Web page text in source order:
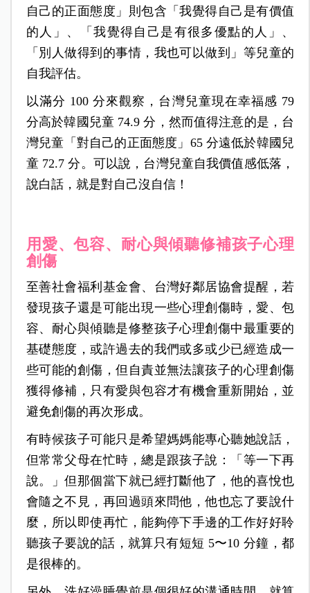
自己的正面態度」則包含「我覺得自己是有價值
的人」、「我覺得自己是有很多優點的人」、
「別人做得到的事情，我也可以做到」等兒童的
自我評估。
以滿分 100 分來觀察，台灣兒童現在幸福感 79
分高於韓國兒童 74.9 分，然而值得注意的是，台
灣兒童「對自己的正面態度」65 分遠低於韓國兒
童 72.7 分。可以說，台灣兒童自我價值感低落，
說白話，就是對自己沒自信！
用愛、包容、耐心與傾聽修補孩子心理
創傷
至善社會福利基金會、台灣好鄰居協會提醒，若
發現孩子還是可能出現一些心理創傷時，愛、包
容、耐心與傾聽是修整孩子心理創傷中最重要的
基礎態度，或許過去的我們或多或少已經造成一
些可能的創傷，但自責並無法讓孩子的心理創傷
獲得修補，只有愛與包容才有機會重新開始，並
避免創傷的再次形成。
有時候孩子可能只是希望媽媽能專心聽她說話，
但常常父母在忙時，總是跟孩子說：「等一下再
說。」但那個當下就已經打斷他了，他的喜悅也
會隨之不見，再回過頭來問他，他也忘了要說什
麼，所以即使再忙，能夠停下手邊的工作好好聆
聽孩子要說的話，就算只有短短 5〜10 分鐘，都
是很棒的。